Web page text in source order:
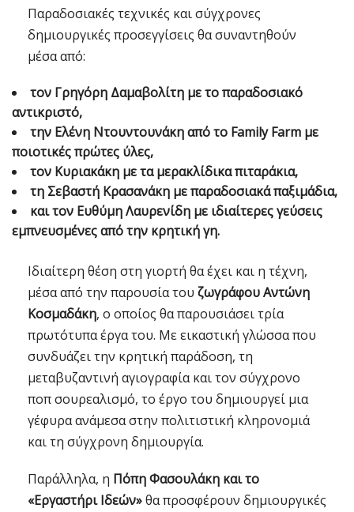
Παραδοσιακές τεχνικές και σύγχρονες
δημιουργικές προσεγγίσεις θα συναντηθούν
μέσα από:
τον Γρηγόρη Δαμαβολίτη με το παραδοσιακό
αντικριστό,
την Ελένη Ντουντουνάκη από το Family Farm με
ποιοτικές πρώτες ύλες,
τον Κυριακάκη με τα μερακλίδικα πιταράκια,
τη Σεβαστή Κρασανάκη με παραδοσιακά παξιμάδια,
και τον Ευθύμη Λαυρενίδη με ιδιαίτερες γεύσεις
εμπνευσμένες από την κρητική γη.
Ιδιαίτερη θέση στη γιορτή θα έχει και η τέχνη,
μέσα από την παρουσία του ζωγράφου Αντώνη
Κοσμαδάκη, ο οποίος θα παρουσιάσει τρία
πρωτότυπα έργα του. Με εικαστική γλώσσα που
συνδυάζει την κρητική παράδοση, τη
μεταβυζαντινή αγιογραφία και τον σύγχρονο
ποπ σουρεαλισμό, το έργο του δημιουργεί μια
γέφυρα ανάμεσα στην πολιτιστική κληρονομιά
και τη σύγχρονη δημιουργία.
Παράλληλα, η Πόπη Φασουλάκη και το
«Εργαστήρι Ιδεών»θα προσφέρουν δημιουργικές